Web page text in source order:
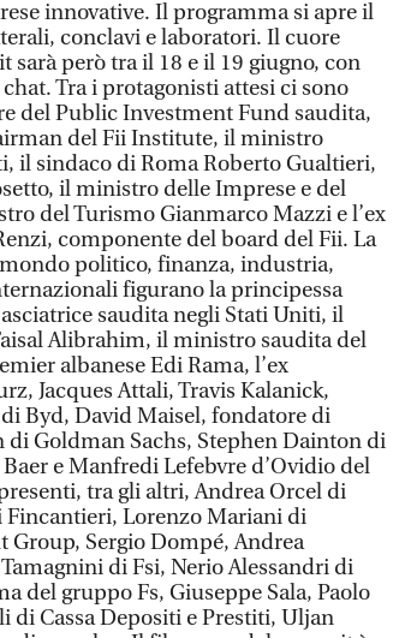
innovative. Il programma si apre il
conclavi e laboratori. Il cuore
però tra il 18 e il 19 giugno, con
Tra i protagonisti attesi ci sono
del Public Investment Fund saudita,
del Fii Institute, il ministro
il sindaco di Roma Roberto Gualtieri,
il ministro delle Imprese e del
del Turismo Gianmarco Mazzi e l’ex
componente del board del Fii. La
politico, finanza, industria,
figurano la principessa
saudita negli Stati Uniti, il
Alibrahim, il ministro saudita del
albanese Edi Rama, l’ex
Jacques Attali, Travis Kalanick,
Byd, David Maisel, fondatore di
Goldman Sachs, Stephen Dainton di
e Manfredi Lefebvre d’Ovidio del
tra gli altri, Andrea Orcel di
Lorenzo Mariani di
Sergio Dompé, Andrea
di Fsi, Nerio Alessandri di
del gruppo Fs, Giuseppe Sala, Paolo
di Cassa Depositi e Prestiti, Uljan